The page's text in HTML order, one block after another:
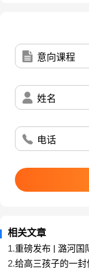
U
常见专
业
程
数学
数
医学 数学
意向课程
姓名
电话
相关文章
1.重磅发布 | 潞河国
2.给高三孩子的一